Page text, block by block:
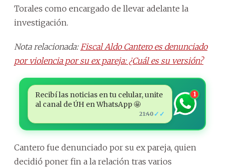
Torales como encargado de llevar adelante la
investigación.
Nota relacionada: Fiscal Aldo Cantero es denunciado
por violencia por su ex pareja: ¿Cuál es su versión?
Recibí las noticias en tu celular, unite
al canal de ÚH en WhatsApp 🤩
21:40 ✓✓
1
Cantero fue denunciado por su ex pareja, quien
decidió poner fin a la relación tras varios